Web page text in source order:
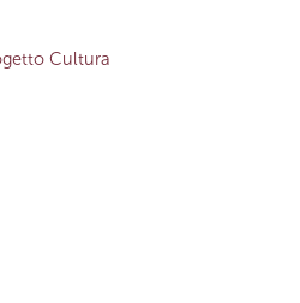
Cultura